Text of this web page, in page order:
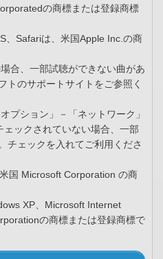
の商標または登録商標
Safariは、米国Apple Inc.の商
合、一部試聴ができない曲があ
トのサポートサイトをご参照く
プション」－「ネットワーク」
ックされていない場合、一部
チェックを入れてご利用くださ
国 Microsoft Corporation の商
XP、Microsoft Internet
の商標または登録商標で